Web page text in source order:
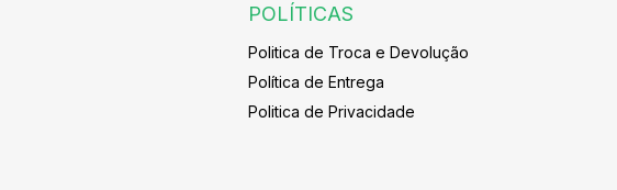
POLÍTICAS
Politica de Troca e Devolução
Política de Entrega
Politica de Privacidade